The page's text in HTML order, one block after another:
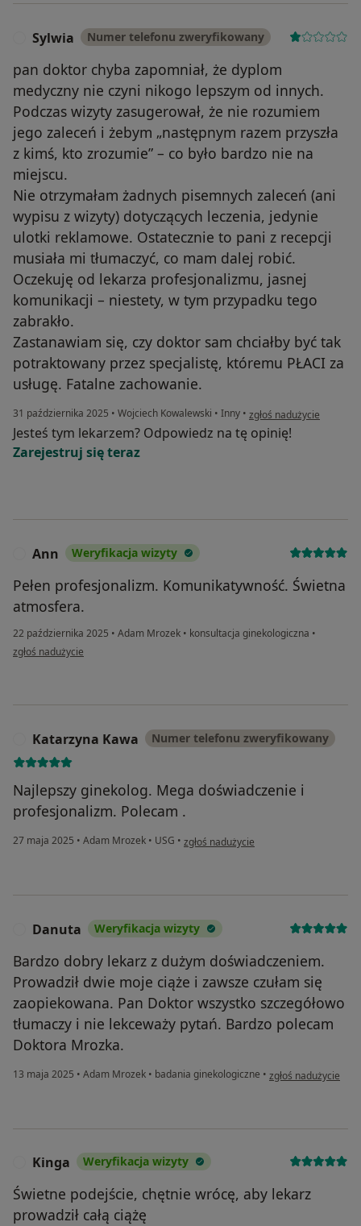
Sylwia Numer telefonu zweryfikowany
pan doktor chyba zapomniał, że dyplom
medyczny nie czyni nikogo lepszym od innych.
Podczas wizyty zasugerował, że nie rozumiem
jego zaleceń i żebym „następnym razem przyszła
z kimś, kto zrozumie” – co było bardzo nie na
miejscu.
Nie otrzymałam żadnych pisemnych zaleceń (ani
wypisu z wizyty) dotyczących leczenia, jedynie
ulotki reklamowe. Ostatecznie to pani z recepcji
musiała mi tłumaczyć, co mam dalej robić.
Oczekuję od lekarza profesjonalizmu, jasnej
komunikacji – niestety, w tym przypadku tego
zabrakło.
Zastanawiam się, czy doktor sam chciałby być tak
potraktowany przez specjalistę, któremu PŁACI za
usługę. Fatalne zachowanie.
31 października 2025 • Wojciech Kowalewski • Inny • w opinii użytkownika
zgłoś nadużycie
Jesteś tym lekarzem? Odpowiedz na tę opinię!
Zarejestruj się teraz
Ann Weryfikacja wizyty
Pełen profesjonalizm. Komunikatywność. Świetna
atmosfera.
22 października 2025 • Adam Mrozek • konsultacja ginekologiczna •
w opinii użytkownika Ann
zgłoś nadużycie
Katarzyna Kawa Numer telefonu zweryfikowany
Najlepszy ginekolog. Mega doświadczenie i
profesjonalizm. Polecam .
27 maja 2025 • Adam Mrozek • USG • w opinii użytkownika Katarzyna Kawa
zgłoś nadużycie
Danuta Weryfikacja wizyty
Bardzo dobry lekarz z dużym doświadczeniem.
Prowadził dwie moje ciąże i zawsze czułam się
zaopiekowana. Pan Doktor wszystko szczegółowo
tłumaczy i nie lekceważy pytań. Bardzo polecam
Doktora Mrozka.
13 maja 2025 • Adam Mrozek • badania ginekologiczne • w opinii
zgłoś nadużycie
Kinga Weryfikacja wizyty
Świetne podejście, chętnie wrócę, aby lekarz
prowadził całą ciążę